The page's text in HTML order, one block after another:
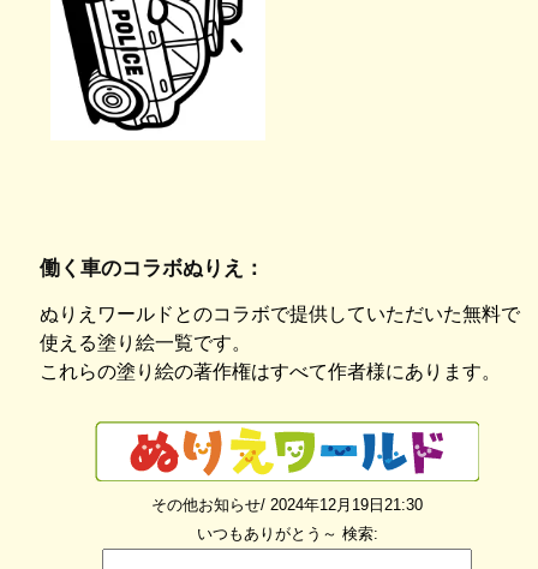
働く車のコラボぬりえ：
ぬりえワールドとのコラボで提供していただいた無料で
使える塗り絵一覧です。
これらの塗り絵の著作権はすべて作者様にあります。
その他お知らせ/ 2024年12月19日21:30
いつもありがとう～ 検索: